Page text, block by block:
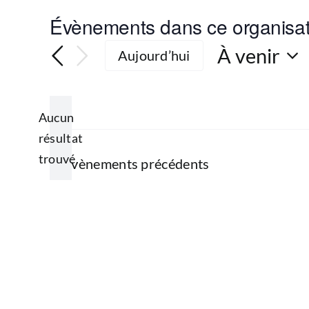
Évènements dans ce
Notice
Aucun
résultat
trouvé.
Aujourd’hui
À venir
Évènements précédents